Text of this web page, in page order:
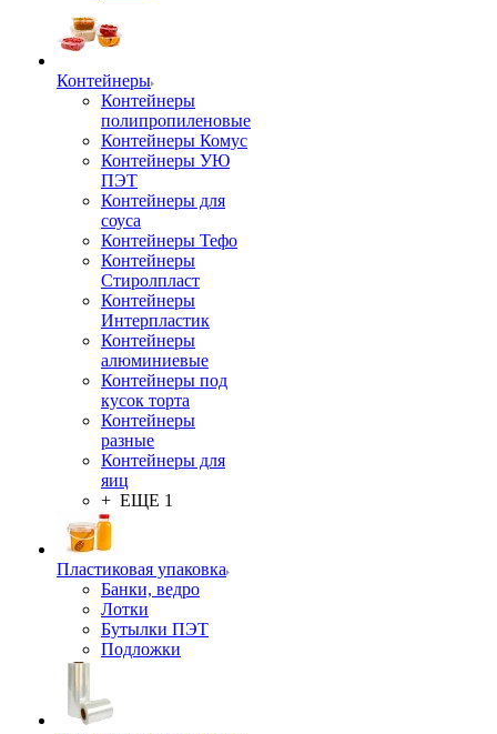
Контейнеры
Контейнеры
полипропиленовые
Контейнеры Комус
Контейнеры УЮ
ПЭТ
Контейнеры для
соуса
Контейнеры Тефо
Контейнеры
Стиролпласт
Контейнеры
Интерпластик
Контейнеры
алюминиевые
Контейнеры под
кусок торта
Контейнеры
разные
Контейнеры для
яиц
+ ЕЩЕ 1
Пластиковая упаковка
Банки, ведро
Лотки
Бутылки ПЭТ
Подложки